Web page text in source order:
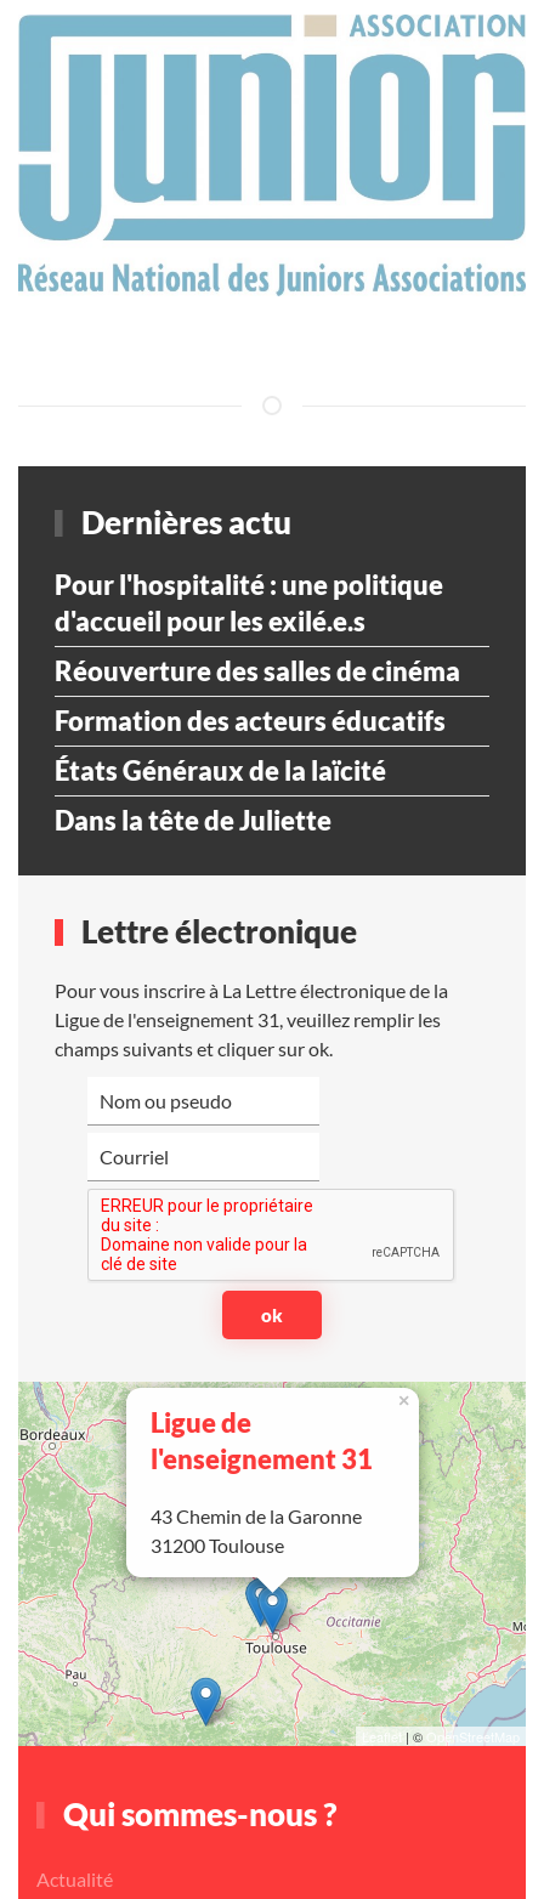
Dernières actu
Pour l'hospitalité : une politique
d'accueil pour les exilé.e.s
Réouverture des salles de cinéma
Formation des acteurs éducatifs
États Généraux de la laïcité
Dans la tête de Juliette
Lettre électronique
Pour vous inscrire à La Lettre électronique de la
Ligue de l'enseignement 31, veuillez remplir les
champs suivants et cliquer sur ok.
Ligue de
l'enseignement 31
43 Chemin de la Garonne
31200 Toulouse
×
Leaflet | © OpenStreetMap
Qui sommes-nous ?
Actualité